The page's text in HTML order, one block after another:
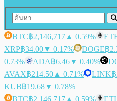
BTC฿2,146,717 ▲ 0.59%
XRP฿34.00▼ 0.17% DOGE฿
0.73%
ADA฿6.46▼ 0.40%
AVAX฿214.50 ▲ 0.71% LINK
KUB฿19.68▼ 0.78%
BTC฿2,146,717 ▲ 0.59%